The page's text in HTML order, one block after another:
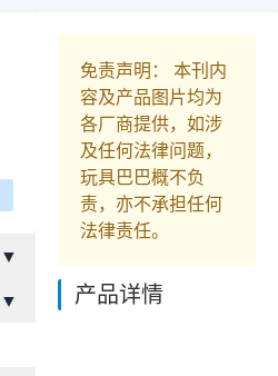
▼
▼
免责声明： 本刊内
容及产品图片均为
各厂商提供，如涉
及任何法律问题，
玩具巴巴概不负
责，亦不承担任何
法律责任。
产品详情